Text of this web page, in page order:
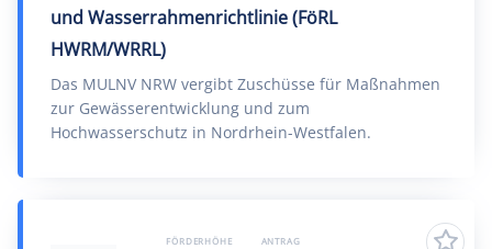
und Wasserrahmenrichtlinie (FöRL
HWRM/WRRL)
Das MULNV NRW vergibt Zuschüsse für Maßnahmen
zur Gewässerentwicklung und zum
Hochwasserschutz in Nordrhein-Westfalen.
FÖRDERHÖHE ANTRAG